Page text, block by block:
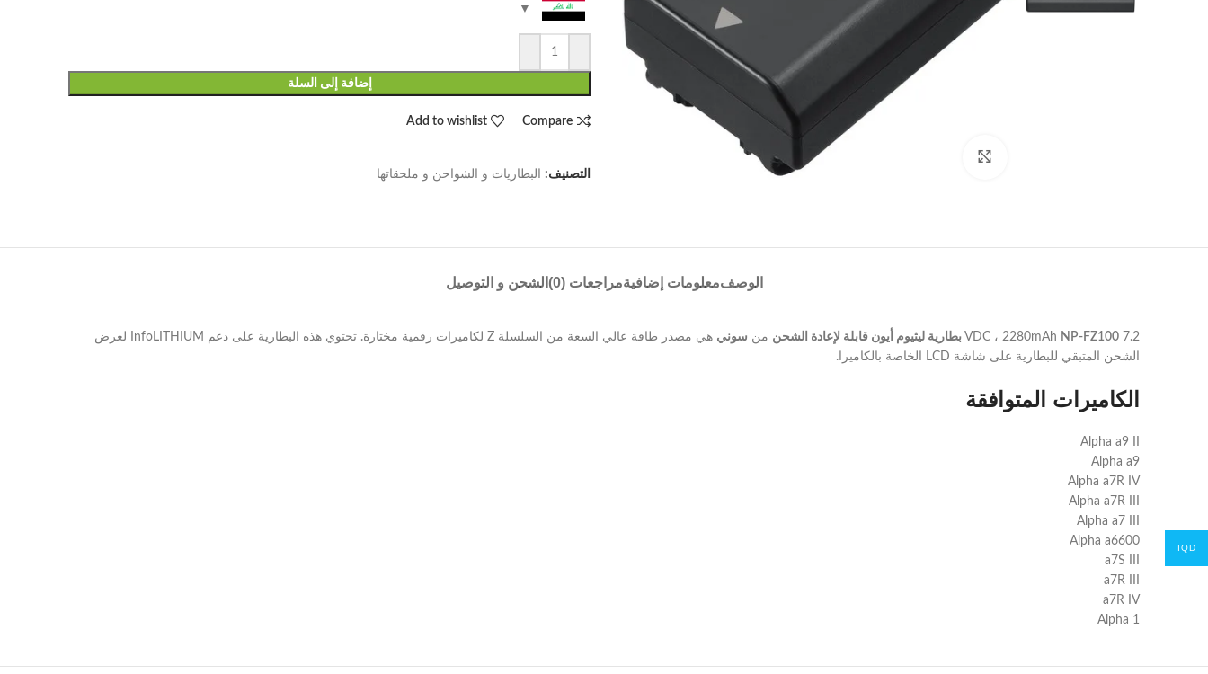
إضافة إلى السلة
Compare
Add to wishlist
التصنيف: البطاريات و الشواحن و ملحقاتها
الوصفمعلومات إضافيةمراجعات (0) الشحن و التوصيل
7.2 VDC ، 2280mAh NP-FZ100 بطارية ليثيوم أيون قابلة لإعادة الشحن من سوني
هي مصدر طاقة عالي السعة من السلسلة Z لكاميرات رقمية مختارة. تحتوي هذه البطارية على دعم InfoLITHIUM لعرض
الشحن المتبقي للبطارية على شاشة LCD الخاصة بالكاميرا.
الكاميرات المتوافقة
Alpha a9 II
Alpha a9
Alpha a7R IV
Alpha a7R III
Alpha a7 III
Alpha a6600
a7S III
a7R III
a7R IV
Alpha 1
IQD